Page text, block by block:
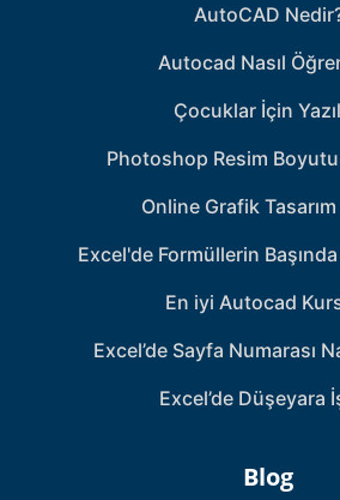
AutoCAD
Autocad Nasıl
Çocuklar İçin
Photoshop Resim
Online Grafik
Excel'de Formüllerin Başında
En iyi Autocad
Excel’de Sayfa Numarası
Excel’de Düşeyara
Blog